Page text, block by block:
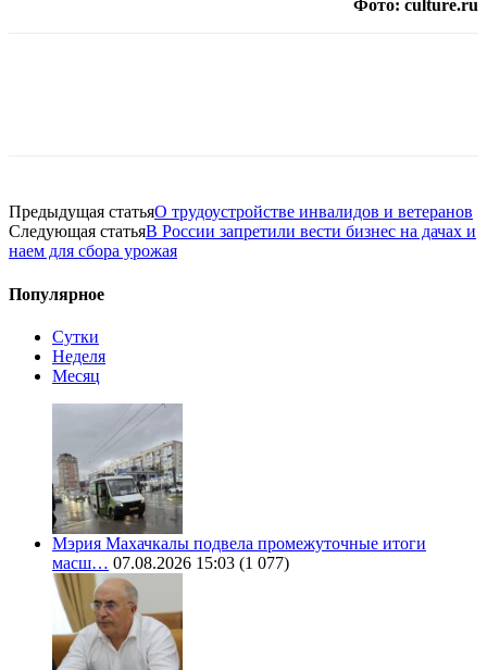
Фото: culture.ru
Предыдущая статьяО трудоустройстве инвалидов и ветеранов
Следующая статьяВ России запретили вести бизнес на дачах и
наем для сбора урожая
Популярное
Сутки
Неделя
Месяц
Мэрия Махачкалы подвела промежуточные итоги
масш… 07.08.2026 15:03 (1 077)